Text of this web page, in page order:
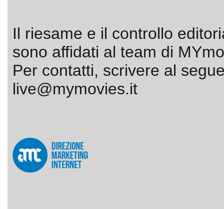
Il riesame e il controllo
sono affidati al team di
Per contatti, scrivere al
live@mymovies.it